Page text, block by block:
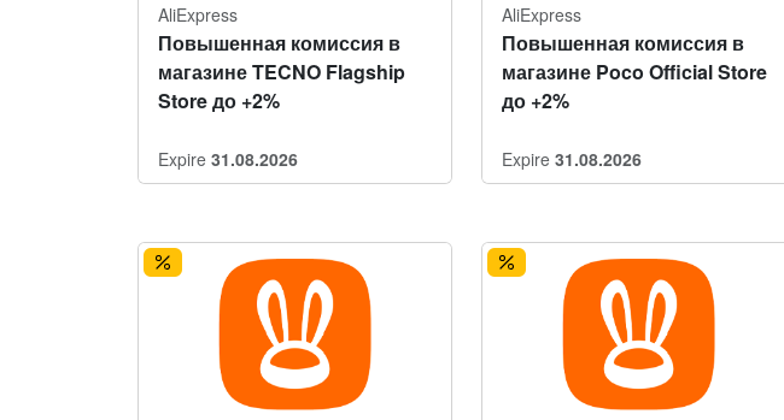
AliExpress
Повышенная комиссия в
магазине TECNO Flagship
Store до +2%
Expire 31.08.2026
AliExpress
Повышенная комиссия в
магазине Poco Official Store
до +2%
Expire 31.08.2026